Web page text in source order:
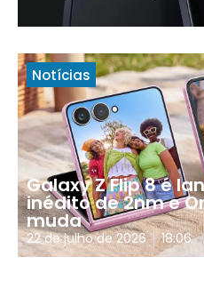
Notícias
Galaxy Z Flip 8 é
inédito de 2nm e
muda
22 de julho de 2026 18:06